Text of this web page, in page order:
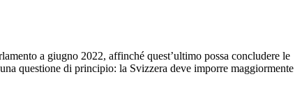
a giugno 2022, affinché quest’ultimo possa concludere le
questione di principio: la Svizzera deve imporre maggiormente